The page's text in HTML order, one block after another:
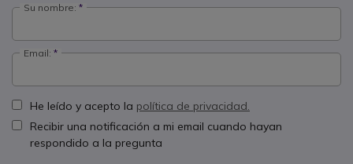
Su nombre:
Email:
He leído y acepto la política de privacidad.
Recibir una notificación a mi email cuando hayan
respondido a la pregunta